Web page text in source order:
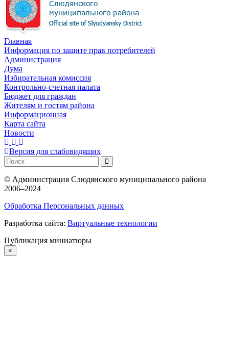
Главная
Информация по защите прав потребителей
Администрация
Дума
Избирательная комиссия
Контрольно-счетная палата
Бюджет для граждан
Жителям и гостям района
Информационная
Карта сайта
Новости
Версия для слабовидящих
© Администрация Слюдянского муниципального района
2006–2024
Обработка Персональных данных
Разработка сайта: Виртуальные технологии
Публикация миниатюры
×